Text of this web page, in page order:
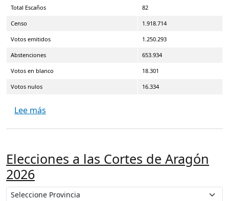
Total Escaños 82
Censo 1.918.714
Votos emitidos 1.250.293
Abstenciones 653.934
Votos en blanco 18.301
Votos nulos 16.334
Lee más
Elecciones a las Cortes de Aragón
2026